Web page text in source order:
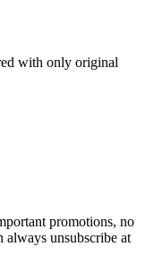
with only original
promotions, no
always unsubscribe at